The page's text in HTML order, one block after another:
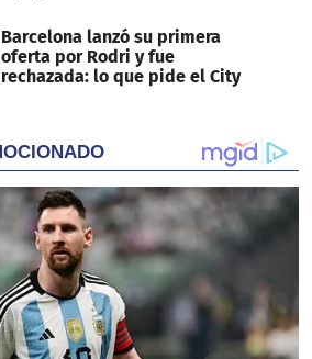
Barcelona lanzó su primera
oferta por Rodri y fue
rechazada: lo que pide el City